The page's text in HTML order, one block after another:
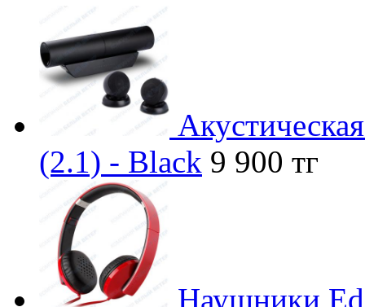
(2.1) - Black 9 900 тг
Наушники